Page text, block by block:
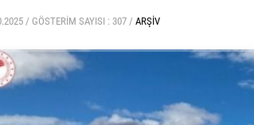
/ GÖSTERIM SAYISI : 307 / ARŞIV